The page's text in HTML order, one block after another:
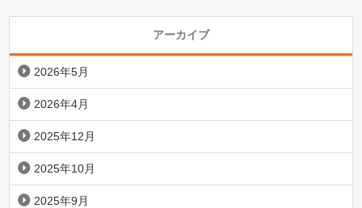
アーカイブ
2026年5月
2026年4月
2025年12月
2025年10月
2025年9月